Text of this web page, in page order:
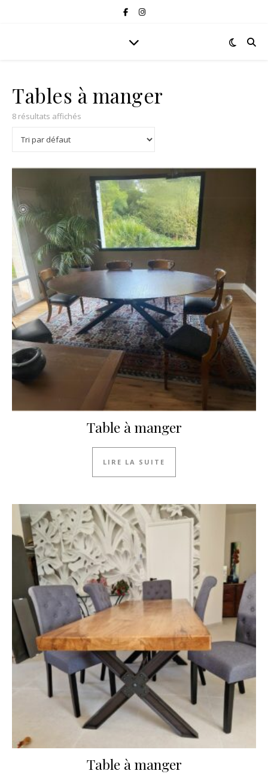
Tables à manger
8 résultats affichés
Table à manger
LIRE LA SUITE
Table à manger